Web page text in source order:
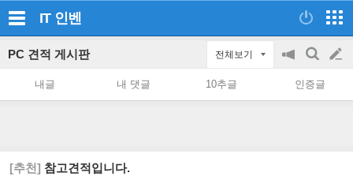
IT 인벤
PC 견적 게시판 전체보기
공
on/off
검
색
글
쓰
내글 내 댓글 10추글 인증글
[추천] 참고견적입니다.